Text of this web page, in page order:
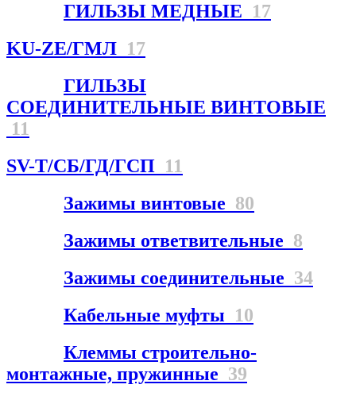
ГИЛЬЗЫ МЕДНЫЕ 17
KU-ZE/ГМЛ 17
ГИЛЬЗЫ
СОЕДИНИТЕЛЬНЫЕ ВИНТОВЫЕ
11
SV-T/СБ/ГД/ГСП 11
Зажимы винтовые 80
Зажимы ответвительные 8
Зажимы соединительные 34
Кабельные муфты 10
Клеммы строительно-
монтажные, пружинные 39